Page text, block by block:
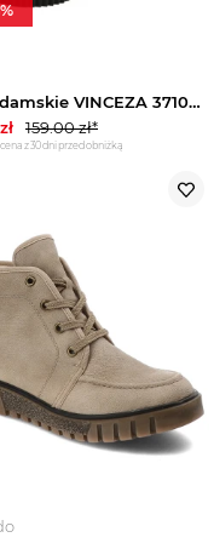
Botki damskie VINCEZA 37104 ocieplane platforma
zł 159.00zł*
z 30 dni przed obniżką
%